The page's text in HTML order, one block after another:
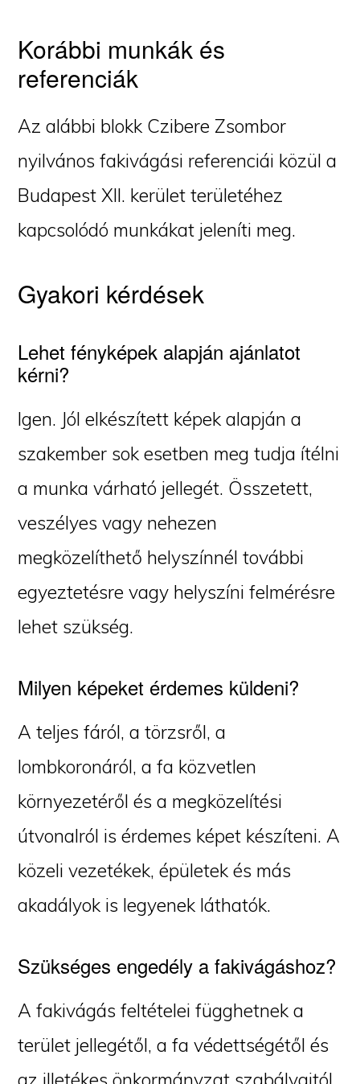
Korábbi munkák és
referenciák
Az alábbi blokk Czibere Zsombor
nyilvános fakivágási referenciái közül a
Budapest XII. kerület területéhez
kapcsolódó munkákat jeleníti meg.
Gyakori kérdések
Lehet fényképek alapján ajánlatot
kérni?
Igen. Jól elkészített képek alapján a
szakember sok esetben meg tudja ítélni
a munka várható jellegét. Összetett,
veszélyes vagy nehezen
megközelíthető helyszínnél további
egyeztetésre vagy helyszíni felmérésre
lehet szükség.
Milyen képeket érdemes küldeni?
A teljes fáról, a törzsről, a
lombkoronáról, a fa közvetlen
környezetéről és a megközelítési
útvonalról is érdemes képet készíteni. A
közeli vezetékek, épületek és más
akadályok is legyenek láthatók.
Szükséges engedély a fakivágáshoz?
A fakivágás feltételei függhetnek a
terület jellegétől, a fa védettségétől és